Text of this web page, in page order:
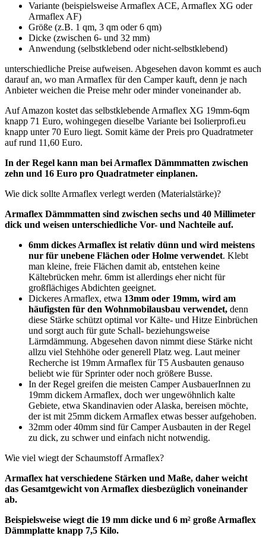
Variante (beispielsweise Armaflex ACE, Armaflex XG oder
Armaflex AF)
Größe (z.B. 1 qm, 3 qm oder 6 qm)
Dicke (zwischen 6- und 32 mm)
Anwendung (selbstklebend oder nicht-selbstklebend)
unterschiedliche Preise aufweisen. Abgesehen davon kommt es auch
darauf an, wo man Armaflex für den Camper kauft, denn je nach
Anbieter weichen die Preise mehr oder minder voneinander ab.
Auf Amazon kostet das selbstklebende Armaflex XG 19mm-6qm
knapp 71 Euro, wohingegen dieselbe Variante bei Isolierprofi.eu
knapp unter 70 Euro liegt. Somit käme der Preis pro Quadratmeter
auf rund 11,60 Euro.
In der Regel kann man bei Armaflex Dämmmatten zwischen
zehn und 16 Euro pro Quadratmeter einplanen.
Wie dick sollte Armaflex verlegt werden (Materialstärke)?
Armaflex Dämmmatten sind zwischen sechs und 40 Millimeter
dick und weisen unterschiedliche Vor- und Nachteile auf.
6mm dickes Armaflex ist relativ dünn und wird meistens
nur für unebene Flächen oder Holme verwendet. Klebt
man kleine, freie Flächen damit ab, entstehen keine
Kältebrücken mehr. 6mm ist allerdings eher nicht für
großflächiges Abdichten geeignet.
Dickeres Armaflex, etwa 13mm oder 19mm, wird am
häufigsten für den Wohnmobilausbau verwendet, denn
diese Stärke schützt optimal vor Kälte- und Hitze Einbrüchen
und sorgt auch für gute Schall- beziehungsweise
Lärmdämmung. Abgesehen davon nimmt diese Stärke nicht
allzu viel Stehhöhe oder generell Platz weg. Laut meiner
Recherche ist 19mm Armaflex für T5 Ausbauten genauso
beliebt wie für Sprinter oder noch größere Busse.
In der Regel greifen die meisten Camper AusbauerInnen zu
19mm dickem Armaflex, doch wer ungewöhnlich kalte
Gebiete, etwa Skandinavien oder Alaska, bereisen möchte,
der ist mit 25mm dickem Armaflex etwas besser aufgehoben.
32mm oder 40mm sind für Camper Ausbauten in der Regel
zu dick, zu schwer und einfach nicht notwendig.
Wie viel wiegt der Schaumstoff Armaflex?
Armaflex hat verschiedene Stärken und Maße, daher weicht
das Gesamtgewicht von Armaflex diesbezüglich voneinander
ab.
Beispielsweise wiegt die 19 mm dicke und 6 m² große Armaflex
Dämmplatte knapp 7,5 Kilo.